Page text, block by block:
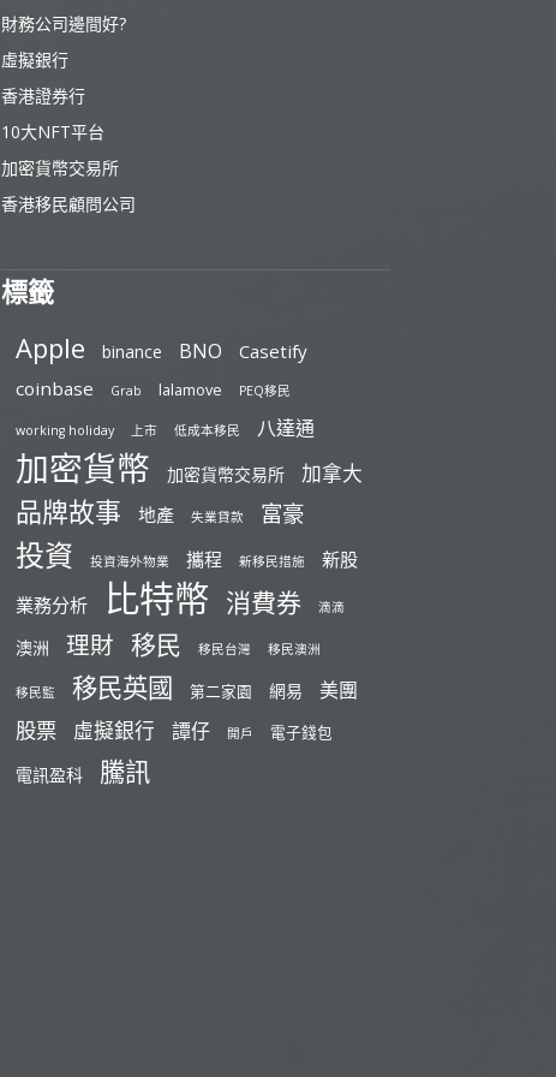
財務公司邊間好?
虛擬銀行
香港證券行
10大NFT平台
加密貨幣交易所
香港移民顧問公司
標籤
Apple binance BNO
Casetify
coinbase
Grab lalamove PEQ移民
working holiday 上市 低成本移民 八達通
加密貨幣 加密貨幣交易所 加拿大
品牌故事 地產 失業貸款 富豪
投資 投資海外物業 攜程 新移民措施
新股
業務分析
比特幣 消費券 滴滴
澳洲 理財 移民 移民台灣 移民澳洲
移民監 移民英國 第二家園 網易 美團
股票 虛擬銀行 譚仔 開戶 電子錢包
電訊盈科 騰訊